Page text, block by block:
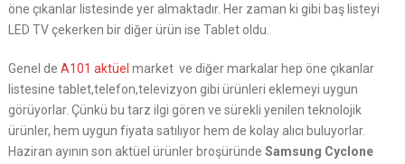
öne çıkanlar listesinde yer almaktadır. Her zaman ki gibi baş listeyi
LED TV çekerken bir diğer ürün ise Tablet oldu.
Genel de A101 aktüel market ve diğer markalar hep öne çıkanlar
listesine tablet,telefon,televizyon gibi ürünleri eklemeyi uygun
görüyorlar. Çünkü bu tarz ilgi gören ve sürekli yenilen teknolojik
ürünler, hem uygun fiyata satılıyor hem de kolay alıcı buluyorlar.
Haziran ayının son aktüel ürünler broşüründe Samsung Cyclone